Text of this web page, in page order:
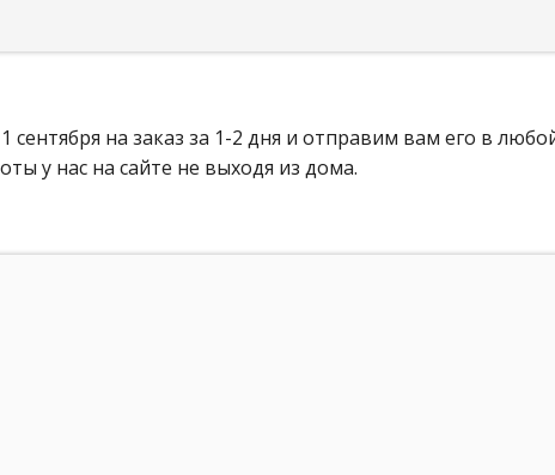
на заказ за 1-2 дня и отправим вам его в
у нас на сайте не выходя из дома.